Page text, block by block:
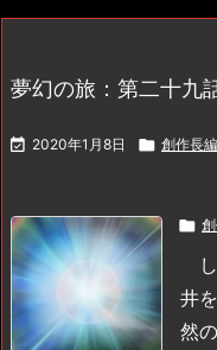
夢幻の旅：第二十九
 2020年1月8日  創作長

し
井
然